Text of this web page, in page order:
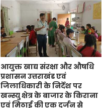
आयुक्त खाद्य संरक्षा और औषधि
प्रशासन उत्तराखंड एवं
जिलाधिकारी के निर्देश पर
खन्स्यु क्षेत्र के बाजार के किराना
एवं मिठाई की एक दर्जन से